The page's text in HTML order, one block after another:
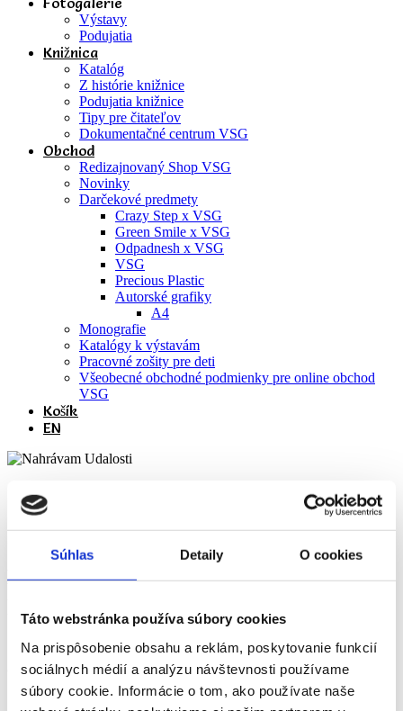
Súhlas Detaily O cookies
Táto webstránka používa súbory cookies
Na prispôsobenie obsahu a reklám, poskytovanie funkcií
sociálnych médií a analýzu návštevnosti používame
súbory cookie. Informácie o tom, ako používate naše
Výstavy
Podujatia
Knižnica
Katalóg
Z histórie knižnice
Podujatia knižnice
Tipy pre čitateľov
Dokumentačné centrum VSG
Obchod
Redizajnovaný Shop VSG
Novinky
Darčekové predmety
Crazy Step x VSG
Green Smile x VSG
Odpadnesh x VSG
VSG
Precious Plastic
Autorské grafiky
A4
Monografie
Katalógy k výstavám
Pracovné zošity pre deti
Všeobecné obchodné podmienky pre online obchod
VSG
Košík
EN
Komentovaná prehliadka: Múzeum
hodnôt
17 júna @ 17:00-18:00
5€
«Vernisáž: Múzeum hodnôt – Obrazová správa o Slovensku